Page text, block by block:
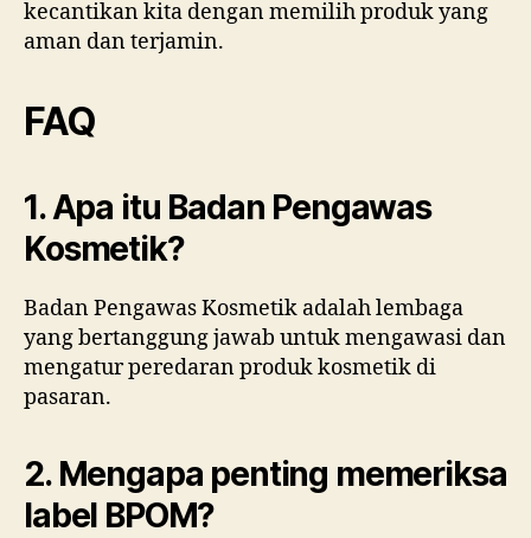
kecantikan kita dengan memilih produk yang
aman dan terjamin.
FAQ
1. Apa itu Badan Pengawas
Kosmetik?
Badan Pengawas Kosmetik adalah lembaga
yang bertanggung jawab untuk mengawasi dan
mengatur peredaran produk kosmetik di
pasaran.
2. Mengapa penting memeriksa
label BPOM?